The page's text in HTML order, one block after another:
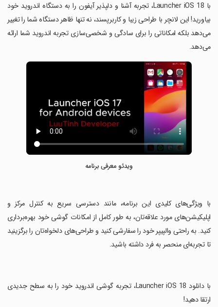
با Launcher iOS 18، تجربه آشنا و دلپذیر آیفون را به دستگاه اندروید خود
بیاورید! این لانچر با طراحی زیبا و کاربرپسند، نه تنها ظاهر دستگاه شما را تغییر
می‌دهد بلکه امکاناتی را برای سادگی و شخصی‌سازی تجربه اندروید شما ارائه
می‌دهد.
ویدئو معرفی برنامه
‏با ویژگی‌های کلیدی این برنامه، مانند دسترسی سریع به کنترل مرکز و
اپلیکیشن‌های مورد علاقه‌تان، به طور کامل از امکانات گوشی خود بهره‌برداری
کنید. به راحتی والپیپر خود را سفارشی کنید و طراحی‌های دلخواه‌تان را برگزینید
تا تجربه‌ای منحصر به فرد داشته باشید.
‏با دانلود Launcher iOS 18، تجربه گوشی اندروید خود را به سطح جدیدی
ارتقا دهید!